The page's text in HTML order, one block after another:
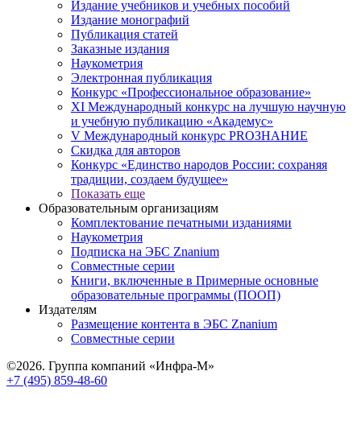
Издание учебников и учебных пособий
Издание монографий
Публикация статей
Заказные издания
Наукометрия
Электронная публикация
Конкурс «Профессиональное образование»
XI Международный конкурс на лучшую научную
и учебную публикацию «Академус»
V Международный конкурс PROЗНАНИЕ
Скидка для авторов
Конкурс «Единство народов России: сохраняя
традиции, создаем будущее»
Показать еще
Образовательным организациям
Комплектование печатными изданиями
Наукометрия
Подписка на ЭБС Znanium
Совместные серии
Книги, включенные в Примерные основные
образовательные программы (ПООП)
Издателям
Размещение контента в ЭБС Znanium
Совместные серии
©2026. Группа компаний «Инфра-М»
+7 (495) 859-48-60